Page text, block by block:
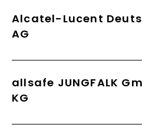
Alcatel-Lucent
AG
allsafe JUNGFALK
KG